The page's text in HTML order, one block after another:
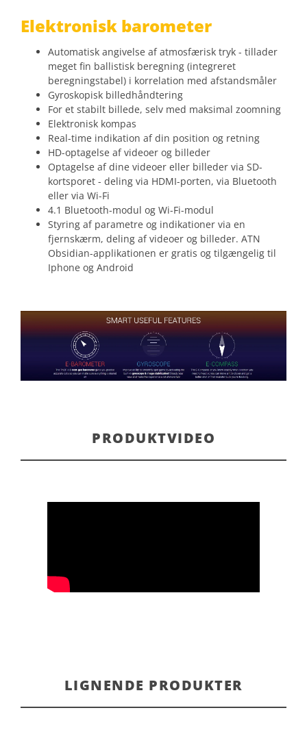
Elektronisk barometer
Automatisk angivelse af atmosfærisk tryk - tillader
meget fin ballistisk beregning (integreret
beregningstabel) i korrelation med afstandsmåler
Gyroskopisk billedhåndtering
For et stabilt billede, selv med maksimal zoomning
Elektronisk kompas
Real-time indikation af din position og retning
HD-optagelse af videoer og billeder
Optagelse af dine videoer eller billeder via SD-
kortsporet - deling via HDMI-porten, via Bluetooth
eller via Wi-Fi
4.1 Bluetooth-modul og Wi-Fi-modul
Styring af parametre og indikationer via en
fjernskærm, deling af videoer og billeder. ATN
Obsidian-applikationen er gratis og tilgængelig til
Iphone og Android
PRODUKTVIDEO
LIGNENDE PRODUKTER